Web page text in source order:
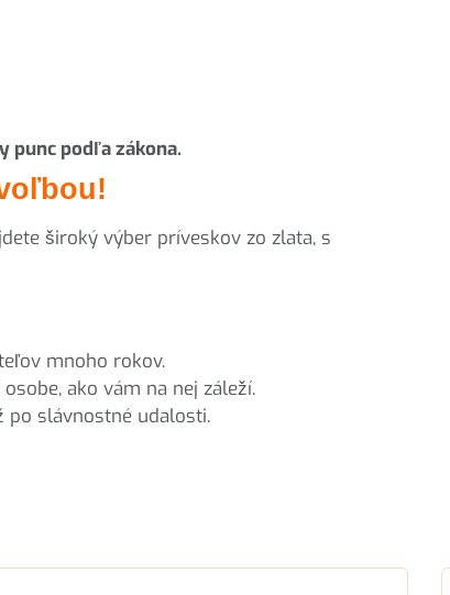
punc podľa zákona.
široký výber príveskov zo zlata, s
mnoho rokov.
ako vám na nej záleží.
po slávnostné udalosti.